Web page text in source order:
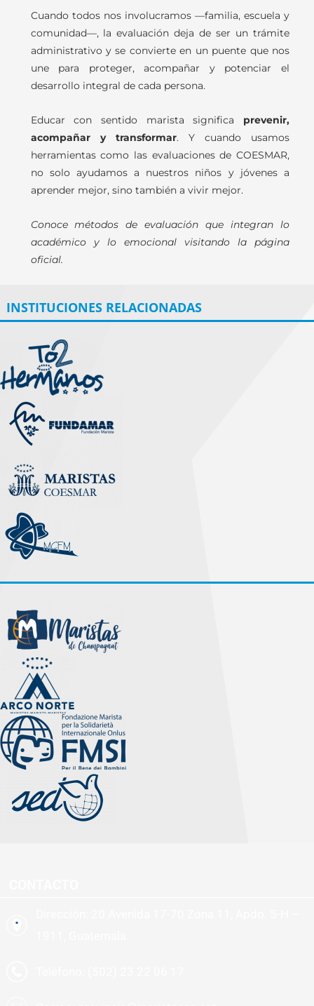
Cuando todos nos involucramos —familia, escuela y
comunidad—, la evaluación deja de ser un trámite
administrativo y se convierte en un puente que nos
une para proteger, acompañar y potenciar el
desarrollo integral de cada persona.
Educar con sentido marista significa prevenir,
acompañar y transformar. Y cuando usamos
herramientas como las evaluaciones de COESMAR,
no solo ayudamos a nuestros niños y jóvenes a
aprender mejor, sino también a vivir mejor.
Conoce métodos de evaluación que integran lo
académico y lo emocional visitando la página
oficial.
INSTITUCIONES RELACIONADAS